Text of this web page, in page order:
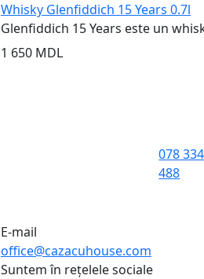
Whisky Glenfiddich 15 Years 0.7l
Glenfiddich 15 Years este un
1 650 MDL
078 334
488
E-mail
office@cazacuhouse.com
Suntem în rețelele sociale